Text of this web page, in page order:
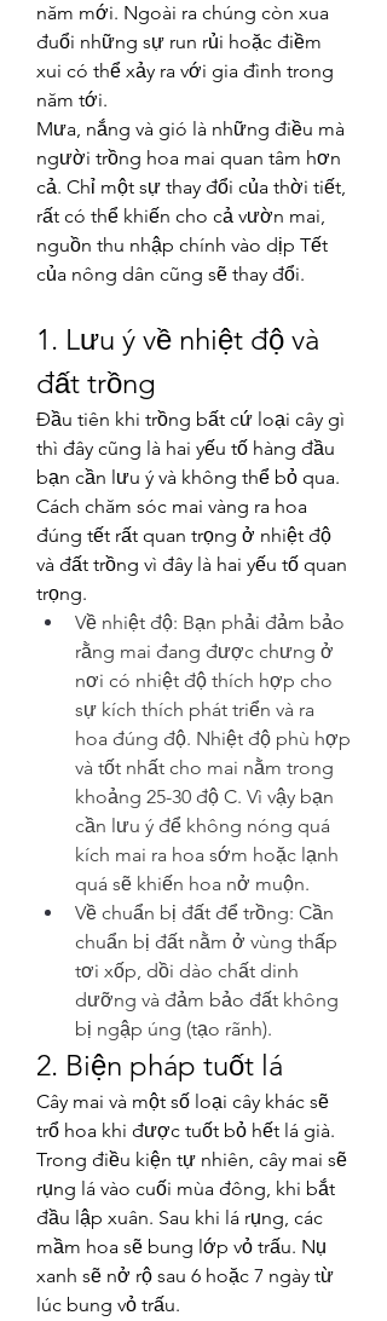
năm mới. Ngoài ra chúng còn xua
đuổi những sự run rủi hoặc điềm
xui có thể xảy ra với gia đình trong
năm tới.
Mưa, nắng và gió là những điều mà
người trồng hoa mai quan tâm hơn
cả. Chỉ một sự thay đổi của thời tiết,
rất có thể khiến cho cả vườn mai,
nguồn thu nhập chính vào dịp Tết
của nông dân cũng sẽ thay đổi.
1. Lưu ý về nhiệt độ và
đất trồng
Đầu tiên khi trồng bất cứ loại cây gì
thì đây cũng là hai yếu tố hàng đầu
bạn cần lưu ý và không thể bỏ qua.
Cách chăm sóc mai vàng ra hoa
đúng tết rất quan trọng ở nhiệt độ
và đất trồng vì đây là hai yếu tố quan
trọng.
Về nhiệt độ: Bạn phải đảm bảo
rằng mai đang được chưng ở
nơi có nhiệt độ thích hợp cho
sự kích thích phát triển và ra
hoa đúng độ. Nhiệt độ phù hợp
và tốt nhất cho mai nằm trong
khoảng 25-30 độ C. Vì vậy bạn
cần lưu ý để không nóng quá
kích mai ra hoa sớm hoặc lạnh
quá sẽ khiến hoa nở muộn.
Về chuẩn bị đất để trồng: Cần
chuẩn bị đất nằm ở vùng thấp
tơi xốp, dồi dào chất dinh
dưỡng và đảm bảo đất không
bị ngập úng (tạo rãnh).
2. Biện pháp tuốt lá
Cây mai và một số loại cây khác sẽ
trổ hoa khi được tuốt bỏ hết lá già.
Trong điều kiện tự nhiên, cây mai sẽ
rụng lá vào cuối mùa đông, khi bắt
đầu lập xuân. Sau khi lá rụng, các
mầm hoa sẽ bung lớp vỏ trấu. Nụ
xanh sẽ nở rộ sau 6 hoặc 7 ngày từ
lúc bung vỏ trấu.